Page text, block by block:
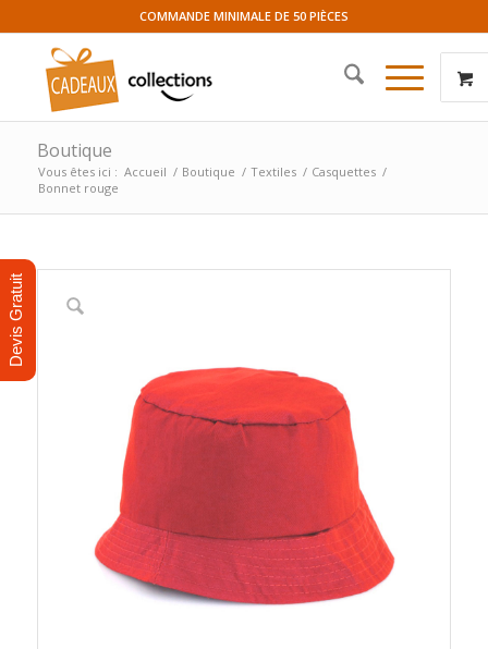
COMMANDE MINIMALE DE 50 PIÈCES
Boutique
Vous êtes ici : Accueil / Boutique / Textiles / Casquettes /
Bonnet rouge
Devis Gratuit